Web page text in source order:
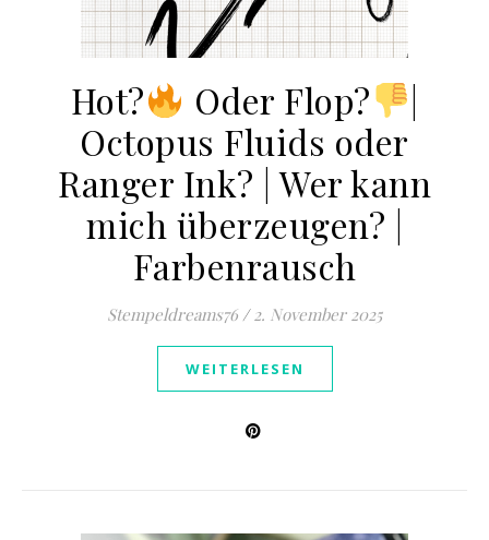
Hot? ​ Oder Flop?
​|
Octopus Fluids oder
Ranger Ink? | Wer kann
mich überzeugen? |
Farbenrausch
Stempeldreams76 / 2. November 2025
WEITERLESEN